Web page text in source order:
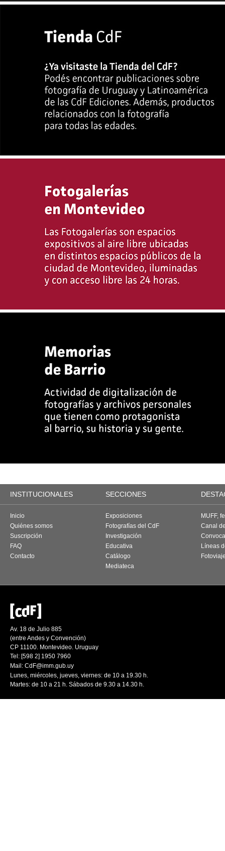
INSTITUCIONALES SECCIONES
Inicio
Quiénes somos
Suscripción
FAQ
Contacto
Exposiciones
Fotografías del CdF
Investigación
Educativa
Catálogo
Mediateca
MUFF,
Canal
Líneas
Av. 18 de Julio 885
(entre Andes y Convención)
CP 11100. Montevideo. Uruguay
Tel: [598 2] 1950 7960
Mail: CdF@imm.gub.uy
Lunes, miércoles, jueves, viernes: de 10 a 19.30 h.
Martes: de 10 a 21 h. Sábados de 9.30 a 14.30 h.